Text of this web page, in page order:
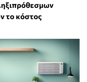
το κόστος